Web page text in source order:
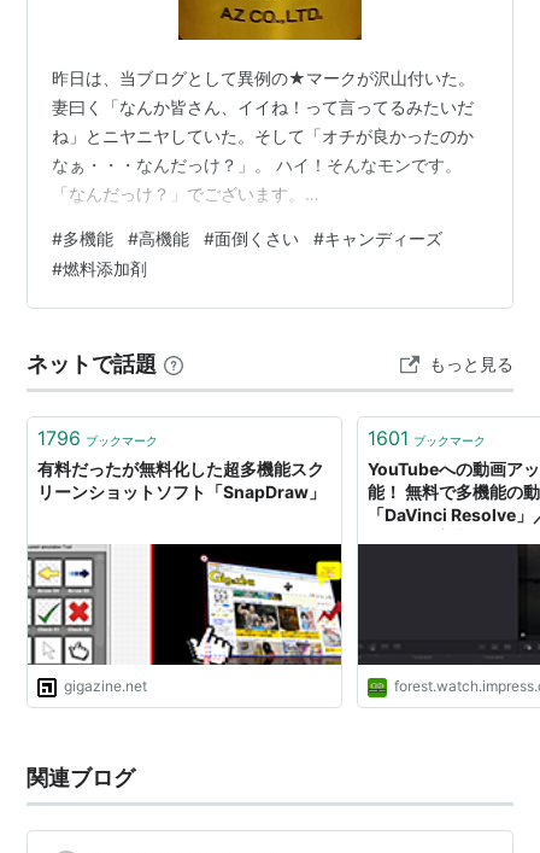
昨日は、当ブログとして異例の★マークが沢山付いた。
妻曰く「なんか皆さん、イイね！って言ってるみたいだ
ね」とニヤニヤしていた。そして「オチが良かったのか
なぁ・・・なんだっけ？」。 ハイ！そんなモンです。
「なんだっけ？」でございます。
ないんだけど・・・もしも共感される点があるとした
ら、それは「面倒くさい」というコトの連発にあるのだ
ろうか？とも思えず、やっぱり多機能・高機能っていう
ないかと、勝手に推察するのだった。 小学校の頃、従兄
の家にパイオニア製の家具調の、そりゃ立派なス…
#多機能 #高機能 #面倒くさい #キャンディーズ
#燃料添加剤
ネットで話題 もっと見る
1796 ブックマーク
有料だったが無料化した超多機能スク
リーンショットソフト「SnapDraw」
gigazine.net
1601 ブックマーク
YouTubeへの動画ア
能！ 無料で多機能の
「DaVinci Resolve」
関連ブログ